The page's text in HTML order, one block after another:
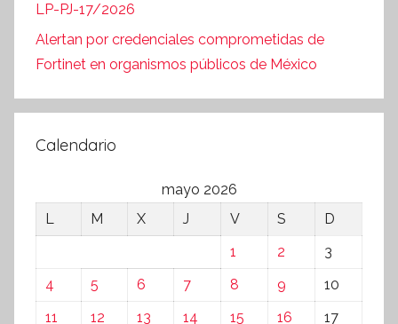
LP-PJ-17/2026
Alertan por credenciales comprometidas de
Fortinet en organismos públicos de México
Calendario
mayo 2026
L
M X J V S
D
1
2
3
4
5 6 7 8 9
10
11
12 13 14 15 16
17